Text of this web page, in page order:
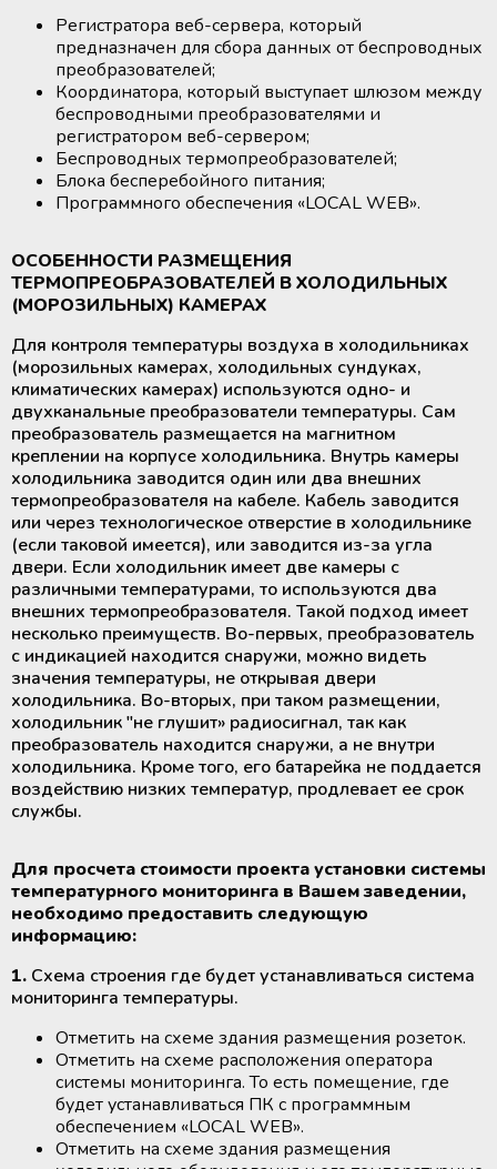
Аппараты для донорского и
терапевтического плазмафереза
Аппараты для автоматического
взятия крови
Аппараты для облучения крови
(Донорский автобус)
Аппараты для донорского и
терапевтического плазмафереза
Аппараты для автоматического
взятия крови
Аппараты для облучения крови
(Донорский автобус)
Регистратора веб-сервера, который
предназначен для сбора данных от беспроводных
преобразователей;
Координатора, который выступает шлюзом между
беспроводными преобразователями и
регистратором веб-сервером;
Беспроводных термопреобразователей;
Блока бесперебойного питания;
Программного обеспечения «LOCAL WEB».
ОСОБЕННОСТИ РАЗМЕЩЕНИЯ
ТЕРМОПРЕОБРАЗОВАТЕЛЕЙ В ХОЛОДИЛЬНЫХ
(МОРОЗИЛЬНЫХ) КАМЕРАХ
Для контроля температуры воздуха в холодильниках
(морозильных камерах, холодильных сундуках,
климатических камерах) используются одно- и
двухканальные преобразователи температуры. Сам
преобразователь размещается на магнитном
креплении на корпусе холодильника. Внутрь камеры
холодильника заводится один или два внешних
термопреобразователя на кабеле. Кабель заводится
или через технологическое отверстие в холодильнике
(если таковой имеется), или заводится из-за угла
двери. Если холодильник имеет две камеры с
различными температурами, то используются два
внешних термопреобразователя. Такой подход имеет
несколько преимуществ. Во-первых, преобразователь
с индикацией находится снаружи, можно видеть
значения температуры, не открывая двери
холодильника. Во-вторых, при таком размещении,
холодильник "не глушит» радиосигнал, так как
преобразователь находится снаружи, а не внутри
холодильника. Кроме того, его батарейка не поддается
воздействию низких температур, продлевает ее срок
службы.
Для просчета стоимости проекта установки системы
температурного мониторинга в Вашем заведении,
необходимо предоставить следующую
информацию:
1. Схема строения где будет устанавливаться система
мониторинга температуры.
Отметить на схеме здания размещения розеток.
Отметить на схеме расположения оператора
системы мониторинга. То есть помещение, где
будет устанавливаться ПК с программным
обеспечением «LOCAL WEB».
Отметить на схеме здания размещения